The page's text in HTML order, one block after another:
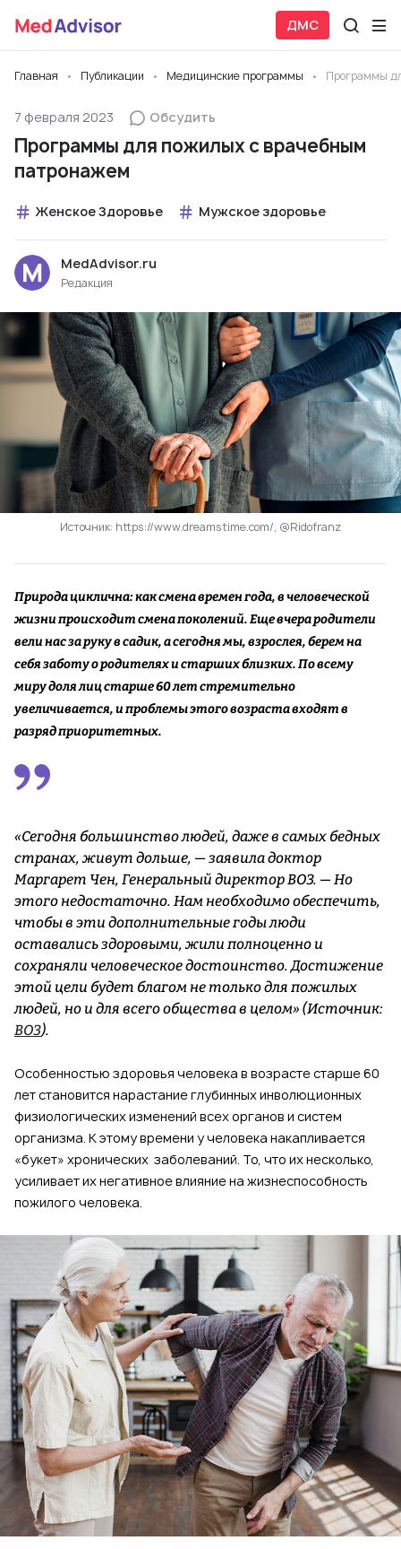
ДМС
Главная Публикации Медицинские программы Программы
7 февраля 2023 Обсудить
Программы для пожилых с врачебным
патронажем
Женское Здоровье Мужское здоровье
MedAdvisor.ru
Редакция
Источник: https://www.dreamstime.com/, @Ridofranz
Природа циклична: как смена времен года, в человеческой
жизни происходит смена поколений. Еще вчера родители
вели нас за руку в садик, а сегодня мы, взрослея, берем на
себя заботу о родителях и старших близких. По всему
миру доля лиц старше 60 лет стремительно
увеличивается, и проблемы этого возраста входят в
разряд приоритетных.
«Сегодня большинство людей, даже в самых бедных
странах, живут дольше, — заявила доктор
Маргарет Чен, Генеральный директор ВОЗ. — Но
этого недостаточно. Нам необходимо обеспечить,
чтобы в эти дополнительные годы люди
оставались здоровыми, жили полноценно и
сохраняли человеческое достоинство. Достижение
этой цели будет благом не только для пожилых
людей, но и для всего общества в целом» (Источник:
ВОЗ).
Особенностью здоровья человека в возрасте старше 60
лет становится нарастание глубинных инволюционных
физиологических изменений всех органов и систем
организма. К этому времени у человека накапливается
«букет» хронических заболеваний. То, что их несколько,
усиливает их негативное влияние на жизнеспособность
пожилого человека.